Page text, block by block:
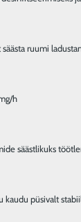
ruumi
h
säästlikuks
kaudu püsivalt